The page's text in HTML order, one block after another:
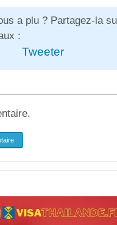
a plu ? Partagez-la
:
Tweeter